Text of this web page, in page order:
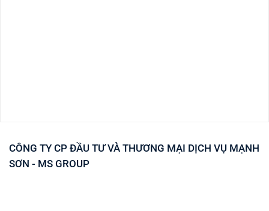
CÔNG TY CP ĐẦU TƯ VÀ THƯƠNG MẠI DỊCH VỤ MẠNH
SƠN - MS GROUP